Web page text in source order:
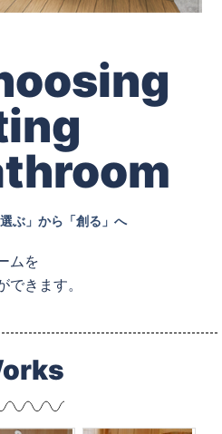
ぶ」から「創る」へ
ムを
きます。